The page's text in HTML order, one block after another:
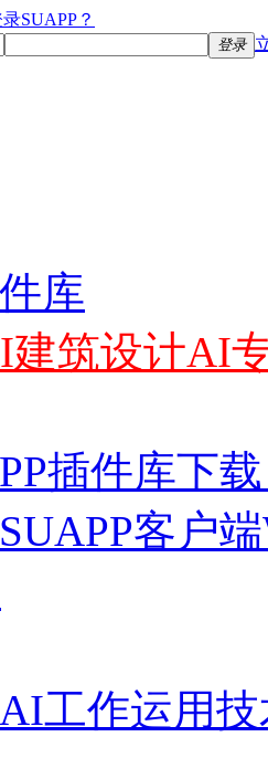
SUAPP？
登录
库
建筑设计AI
插件库下
客户
工作运用